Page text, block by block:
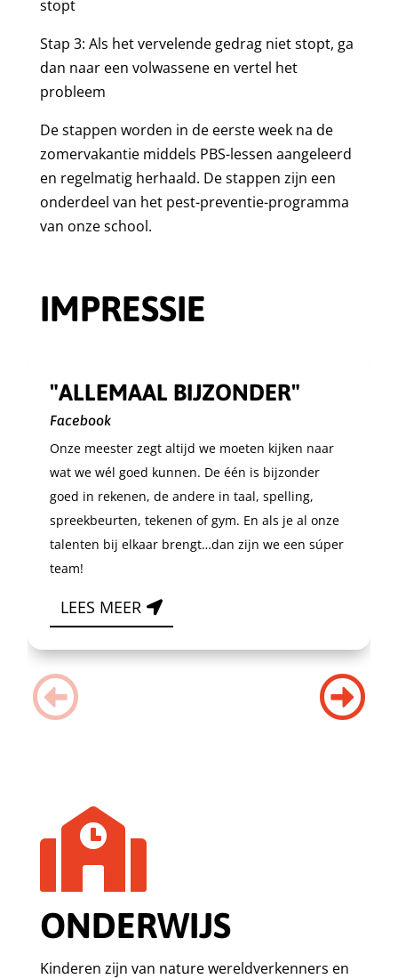
stopt
Stap 3: Als het vervelende gedrag niet stopt, ga
dan naar een volwassene en vertel het
probleem
De stappen worden in de eerste week na de
zomervakantie middels PBS-lessen aangeleerd
en regelmatig herhaald. De stappen zijn een
onderdeel van het pest-preventie-programma
van onze school.
IMPRESSIE
"ALLEMAAL BIJZONDER"
Facebook
Onze meester zegt altijd we moeten kijken naar
wat we wél goed kunnen. De één is bijzonder
goed in rekenen, de andere in taal, spelling,
spreekbeurten, tekenen of gym. En als je al onze
talenten bij elkaar brengt…dan zijn we een súper
team!
LEES MEER

ONDERWIJS
Kinderen zijn van nature wereldverkenners en